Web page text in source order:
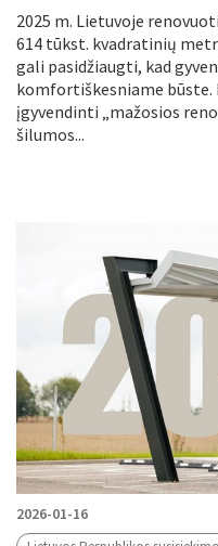
2025 m. Lietuvoje
614 tūkst. kvadratinių
gali pasidžiaugti, kad
komfortiškesniame būste.
įgyvendinti „mažosios
šilumos...
2026-01-16